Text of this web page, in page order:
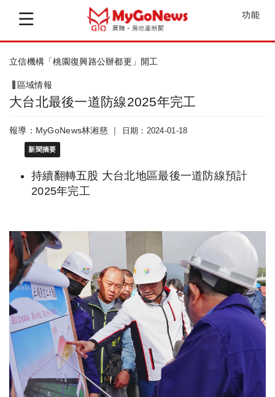
功能
台北市府：加強檢視建築物外牆磁磚安全
區域情報
大台北最後一道防線2025年完工
報導：MyGoNews林湘慈 ｜ 日期：2024-01-18
新聞摘要
持續翻轉五股 大台北地區最後一道防線預計
2025年完工